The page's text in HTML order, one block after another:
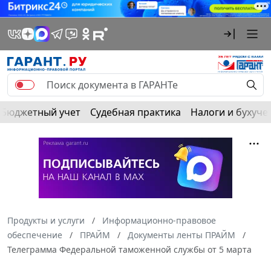
Бюджетный учет Судебная практика Налоги и
Продукты и услуги
Информационно-правовое
обеспечение
ПРАЙМ
Документы ленты ПРАЙМ
Телеграмма Федеральной таможенной службы от 5 марта